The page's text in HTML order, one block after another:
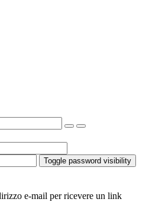
Toggle password visibility
e-mail per ricevere un link